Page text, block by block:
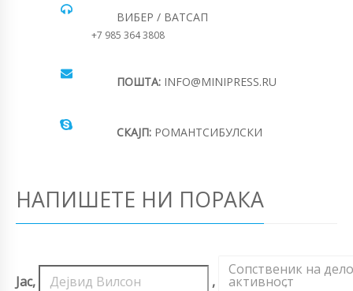
ВИБЕР / ВАТСАП
+7 985 364 3808
ПОШТА: INFO@MINIPRESS.RU
СКАЈП: РОМАНТСИБУЛСКИ
НАПИШЕТЕ НИ ПОРАКА
Јас, ,
Сопственик на
активност
,